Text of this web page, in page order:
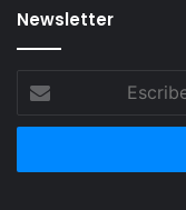
Newsletter
correo